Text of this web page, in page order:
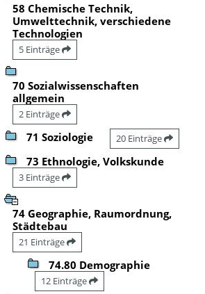
58 Chemische Technik,
Umwelttechnik, verschiedene
Technologien
5 Einträge
70 Sozialwissenschaften
allgemein
2 Einträge
71 Soziologie 20 Einträge
73 Ethnologie, Volkskunde
3 Einträge
74 Geographie, Raumordnung,
Städtebau
21 Einträge
74.80 Demographie
12 Einträge